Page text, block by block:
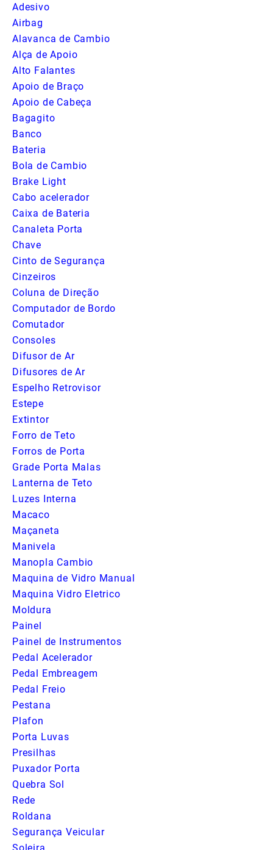
Adesivo
Airbag
Alavanca de Cambio
Alça de Apoio
Alto Falantes
Apoio de Braço
Apoio de Cabeça
Bagagito
Banco
Bateria
Bola de Cambio
Brake Light
Cabo acelerador
Caixa de Bateria
Canaleta Porta
Chave
Cinto de Segurança
Cinzeiros
Coluna de Direção
Computador de Bordo
Comutador
Consoles
Difusor de Ar
Difusores de Ar
Espelho Retrovisor
Estepe
Extintor
Forro de Teto
Forros de Porta
Grade Porta Malas
Lanterna de Teto
Luzes Interna
Macaco
Maçaneta
Manivela
Manopla Cambio
Maquina de Vidro Manual
Maquina Vidro Eletrico
Moldura
Painel
Painel de Instrumentos
Pedal Acelerador
Pedal Embreagem
Pedal Freio
Pestana
Plafon
Porta Luvas
Presilhas
Puxador Porta
Quebra Sol
Rede
Roldana
Segurança Veicular
Soleira